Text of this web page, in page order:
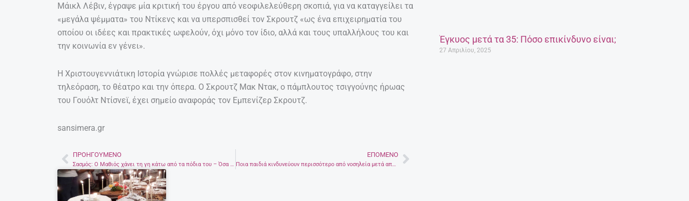
Μάικλ Λέβιν, έγραψε μία κριτική του έργου από νεοφιλελεύθερη σκοπιά, για να καταγγείλει τα
«μεγάλα ψέμματα» του Ντίκενς και να υπερσπισθεί τον Σκρουτζ «ως ένα επιχειρηματία του
οποίου οι ιδέες και πρακτικές ωφελούν, όχι μόνο τον ίδιο, αλλά και τους υπαλλήλους του και
την κοινωνία εν γένει».
Η Χριστουγεννιάτικη Ιστορία γνώρισε πολλές μεταφορές στον κινηματογράφο, στην
τηλεόραση, το θέατρο και την όπερα. Ο Σκρουτζ Μακ Ντακ, ο πάμπλουτος τσιγγούνης ήρωας
του Γουόλτ Ντίσνεϊ, έχει σημείο αναφοράς τον Εμπενίζερ Σκρουτζ.
sansimera.gr
Prev
ΠΡΟΗΓΟΎΜΕΝΟ ΕΠΌΜΕΝΟNext
Έγκυος μετά τα 35: Πόσο επικίνδυνο είναι;
27 Απριλίου, 2025